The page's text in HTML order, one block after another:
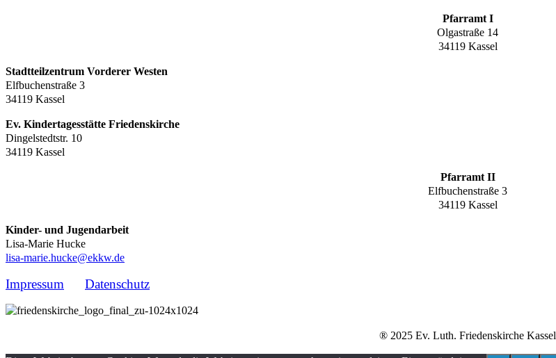
Pfarramt I
Olgastraße 14
34119 Kassel
Stadtteilzentrum Vorderer Westen
Elfbuchenstraße 3
34119 Kassel
Ev. Kindertagesstätte Friedenskirche
Dingelstedtstr. 10
34119 Kassel
Pfarramt II
Elfbuchenstraße 3
34119 Kassel
Kinder- und Jugendarbeit
Lisa-Marie Hucke
lisa-marie.hucke@ekkw.de
Impressum Datenschutz
® 2025 Ev. Luth. Friedenskirche Kassel